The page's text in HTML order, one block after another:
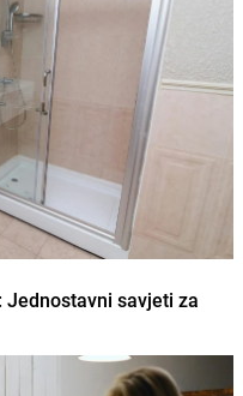
savjeti za